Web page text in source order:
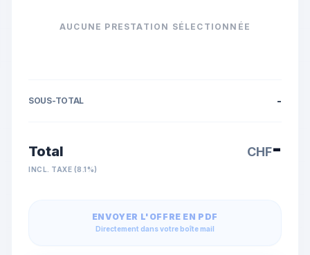
AUCUNE PRESTATION SÉLECTIONNÉE
SOUS-TOTAL -
Total CHF-
INCL. TAXE (8.1%)
ENVOYER L'OFFRE EN PDF
Directement dans votre boîte mail